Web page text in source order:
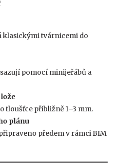
klasickými tvárnicemi do
pomocí minijeřábů a
tloušťce přibližně 1–3 mm.
plánu
předem v rámci BIM